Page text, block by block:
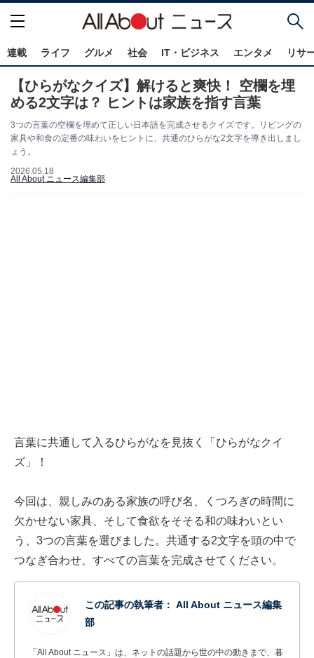
連載 ライフ グルメ 社会 IT・ビジネス エンタメ リサ
【ひらがなクイズ】解けると爽快！ 空欄を埋
める2文字は？ ヒントは家族を指す言葉
3つの言葉の空欄を埋めて正しい日本語を完成させるクイズです。リビングの
家具や和食の定番の味わいをヒントに、共通のひらがな2文字を導き出しまし
ょう。
2026.05.18
All About ニュース編集部
言葉に共通して入るひらがなを見抜く「ひらがなクイ
ズ」！
今回は、親しみのある家族の呼び名、くつろぎの時間に
欠かせない家具、そして食欲をそそる和の味わいとい
う、3つの言葉を選びました。共通する2文字を頭の中で
つなぎ合わせ、すべての言葉を完成させてください。
この記事の執筆者： All About ニュース編集
部
「All About ニュース」は、ネットの話題から世の中の動きまで、暮